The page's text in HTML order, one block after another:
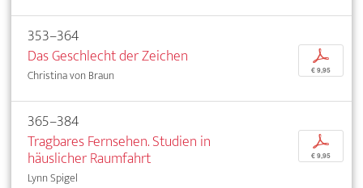
353–364
Das Geschlecht der Zeichen
Christina von Braun
p
€ 9,95
365–384
Tragbares Fernsehen. Studien in
häuslicher Raumfahrt
Lynn Spigel
p
€ 9,95